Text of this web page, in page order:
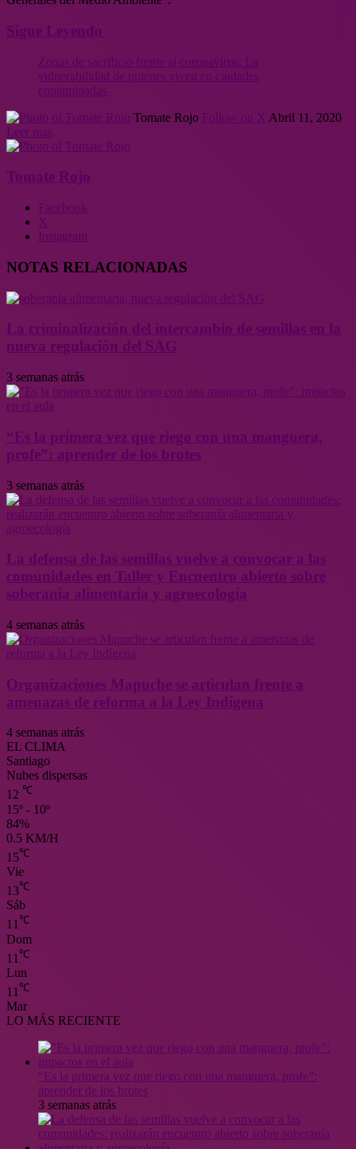
Tomate Rojo
Abril 11, 2020
NOTAS RELACIONADAS
La criminalización del intercambio de semillas en la
nueva regulación del SAG
3 semanas atrás
“Es la primera vez que riego con una manguera,
profe”: aprender de los brotes
3 semanas atrás
La defensa de las semillas vuelve a convocar a las
comunidades en Taller y Encuentro abierto sobre
soberanía alimentaria y agroecología
4 semanas atrás
Organizaciones Mapuche se articulan frente a
amenazas de reforma a la Ley Indígena
4 semanas atrás
EL CLIMA
Santiago
Nubes dispersas
12 ℃
15º - 10º
84%
0.5 KM/H
15℃
Vie
13℃
Sáb
11℃
Dom
11 ℃
Lun
11 ℃
Mar
LO MÁS RECIENTE
“Es la primera vez que riego con una manguera, profe”:
aprender de los brotes
3 semanas atrás